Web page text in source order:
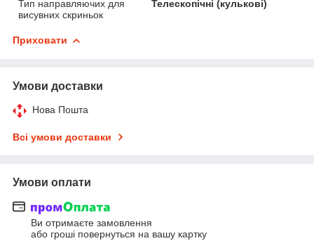
Тип направляючих для
висувних скриньок
Телескопічні (кулькові)
Приховати
Умови доставки
Нова Пошта
Всі умови доставки
Умови оплати
Ви отримаєте замовлення
або гроші повернуться на вашу картку